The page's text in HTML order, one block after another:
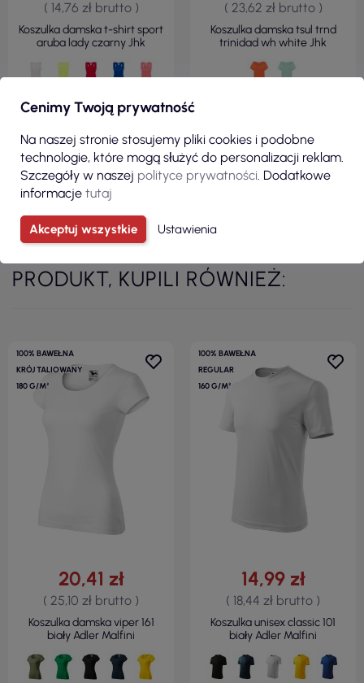
ZOBACZ
( 14,76 zł brutto )
Koszulka damska t-shirt sport
aruba lady czarny Jhk
( 23,62 zł brutto )
Koszulka damska tsul trnd
trinidad wh white Jhk
Zobacz wszystkie produkty z kategorii
KLIENCI, KTÓRZY ZAKUPILI TEN
PRODUKT, KUPILI RÓWNIEŻ:
100% BAWEŁNA
KRÓJ TALIOWANY
180 G/M²
20,41 zł
( 25,10 zł brutto )
Koszulka damska viper 161
biały Adler Malfini
100% BAWEŁNA
REGULAR
160 G/M²
14,99 zł
( 18,44 zł brutto )
Koszulka unisex classic 101
biały Adler Malfini
Cenimy Twoją prywatność
Na naszej stronie stosujemy pliki cookies i podobne
technologie, które mogą służyć do personalizacji reklam.
Szczegóły w naszej polityce prywatności . Dodatkowe
informacje tutaj
Akceptuj wszystkie Ustawienia